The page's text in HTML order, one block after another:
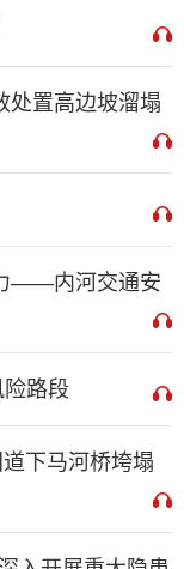
处置高边坡溜塌
——内河交通安
路段
下马河桥垮塌